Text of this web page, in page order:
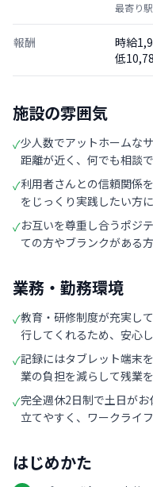
最寄り
報酬
時給
低
施設の雰囲気
✓少人数でアットホームな
距離が近く、何でも相談
✓利用者さんとの信頼関係
をじっくり実践したい方
✓お互いを尊重し合うポジ
ての方やブランクがある
業務・勤務環境
✓教育・研修制度が充実し
行してくれるため、安心
✓記録にはタブレット端末
業の負担を減らして残業
✓完全週休2日制で土日が
立てやすく、ワークライ
はじめかた